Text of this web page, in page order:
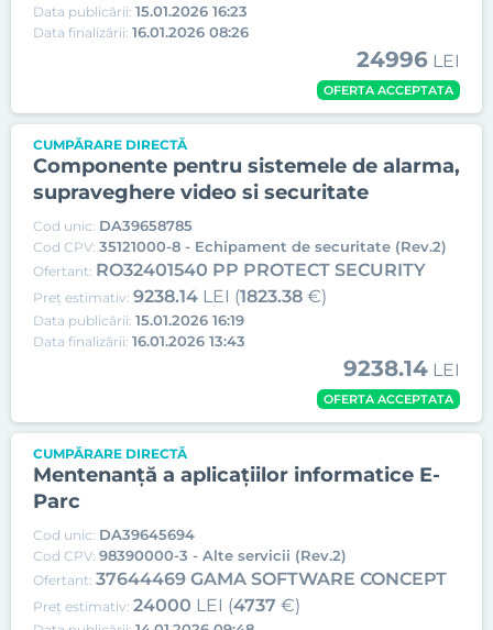
Data publicării: 15.01.2026 16:23
Data finalizării: 16.01.2026 08:26
24996 LEI
OFERTA ACCEPTATA
CUMPĂRARE DIRECTĂ
Componente pentru sistemele de alarma,
supraveghere video si securitate
Cod unic: DA39658785
Cod CPV: 35121000-8 - Echipament de securitate (Rev.2)
Ofertant: RO32401540 PP PROTECT SECURITY
Preț estimativ: 9238.14 LEI (1823.38 €)
Data publicării: 15.01.2026 16:19
Data finalizării: 16.01.2026 13:43
9238.14 LEI
OFERTA ACCEPTATA
CUMPĂRARE DIRECTĂ
Mentenanță a aplicațiilor informatice E-
Parc
Cod unic: DA39645694
Cod CPV: 98390000-3 - Alte servicii (Rev.2)
Ofertant: 37644469 GAMA SOFTWARE CONCEPT
Preț estimativ: 24000 LEI (4737 €)